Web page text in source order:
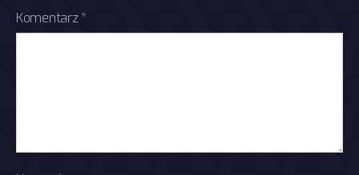
Komentarz*